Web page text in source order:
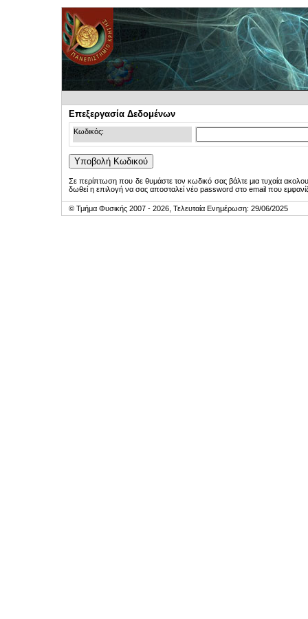
Επεξεργασία Δεδομένων
Κωδικός:
Σε περίπτωση που δε θυμάστε τον κωδικό σας βάλτε μια τυχαία
δωθεί η επιλογή να σας αποσταλεί νέο password στο email που
© Τμήμα Φυσικής 2007 - 2026, Τελευταία Ενημέρωση: 29/06/2025